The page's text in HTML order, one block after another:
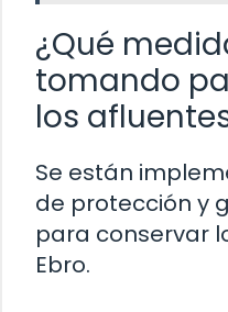
¿Qué
tomando
los
Se están
de protección y
para conservar
Ebro.